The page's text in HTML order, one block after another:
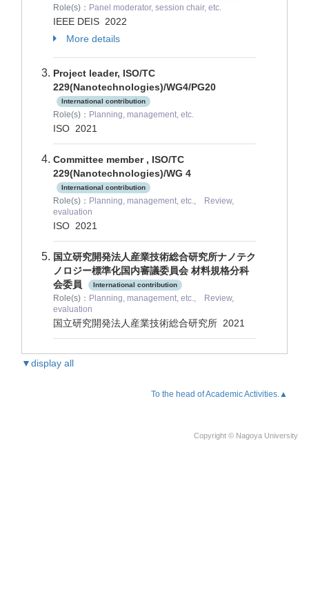
Role(s)： Panel moderator, session chair, etc.
IEEE DEIS 2022
More details
Project leader, ISO/TC
229(Nanotechnologies)/WG4/PG20
International contribution
Role(s)： Planning, management, etc.
ISO 2021
Committee member , ISO/TC
229(Nanotechnologies)/WG 4
International contribution
Role(s)： Planning, management, etc., Review,
evaluation
ISO 2021
国立研究開発法人産業技術総合研究所ナノテク
ノロジー標準化国内審議委員会 材料規格分科
会委員
International contribution
Role(s)： Planning, management, etc., Review,
evaluation
国立研究開発法人産業技術総合研究所 2021
▼display all
To the head of Academic Activities.▲
Copyright © Nagoya University